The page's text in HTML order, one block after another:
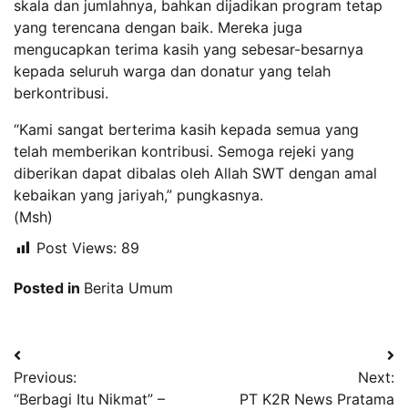
skala dan jumlahnya, bahkan dijadikan program tetap
yang terencana dengan baik. Mereka juga
mengucapkan terima kasih yang sebesar-besarnya
kepada seluruh warga dan donatur yang telah
berkontribusi.
“Kami sangat berterima kasih kepada semua yang
telah memberikan kontribusi. Semoga rejeki yang
diberikan dapat dibalas oleh Allah SWT dengan amal
kebaikan yang jariyah,” pungkasnya.
(Msh)
Post Views: 89
Posted in Berita Umum
Navigasi
pos
Previous:
“Berbagi Itu Nikmat” –
Next:
PT K2R News Pratama